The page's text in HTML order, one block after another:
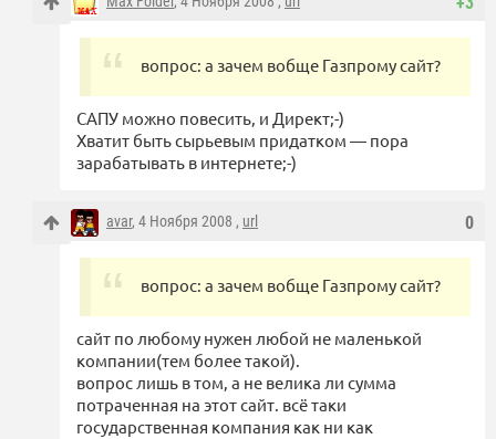
вопрос: а зачем вобще Газпрому сайт?
САПУ можно повесить, и Директ;-)
Хватит быть сырьевым придатком — пора
зарабатывать в интернете;-)
0
avar, 4 Ноября 2008 , url
вопрос: а зачем вобще Газпрому сайт?
сайт по любому нужен любой не маленькой
компании(тем более такой).
вопрос лишь в том, а не велика ли сумма
потраченная на этот сайт. всё таки
государственная компания как ни как